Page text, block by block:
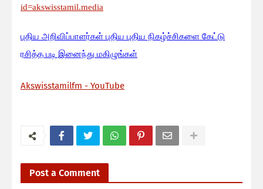
id=akswisstamil.media
புதிய அறிவிப்பாளர்கள் புதிய புதிய நிகழ்ச்சிகளை கேட்டு
ரசித்த படி இனைந்து மகிழுங்கள்
Akswisstamilfm - YouTube
Post a Comment